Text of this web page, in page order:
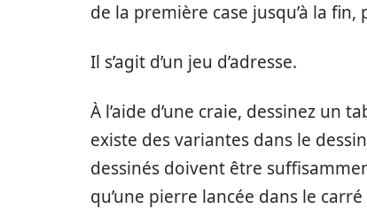
de la première case jusqu’à la
Il s’agit d’un jeu d’adresse.
À l’aide d’une craie, dessinez un
existe des variantes dans le
dessinés doivent être
qu’une pierre lancée dans le